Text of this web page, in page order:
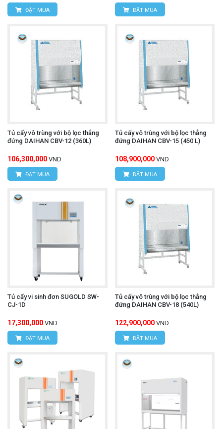
ĐẶT MUA ĐẶT MUA
Tủ cấy vô trùng với bộ lọc thẳng
đứng DAIHAN CBV-12 (360L)
106,300,000 VND
ĐẶT MUA
Tủ cấy vô trùng với bộ lọc thẳng
đứng DAIHAN CBV-15 (450 L)
108,900,000 VND
ĐẶT MUA
Tủ cấy vi sinh đơn SUGOLD SW-
CJ-1D
17,300,000 VND
ĐẶT MUA
Tủ cấy vô trùng với bộ lọc thẳng
đứng DAIHAN CBV-18 (540L)
122,900,000 VND
ĐẶT MUA